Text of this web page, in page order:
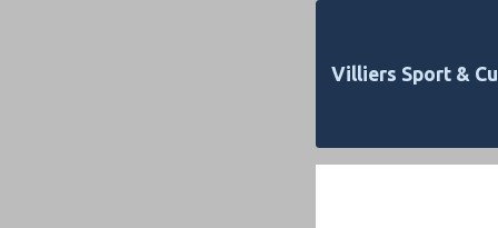
Villiers Sport &